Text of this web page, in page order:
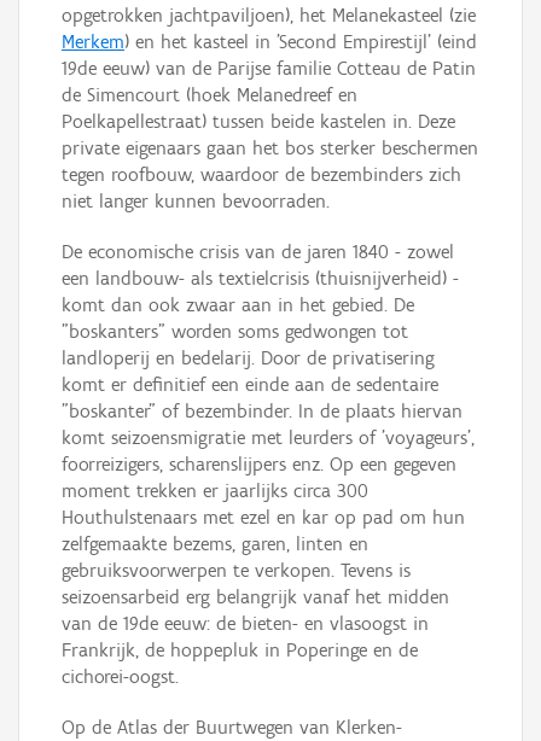
opgetrokken jachtpaviljoen), het Melanekasteel (zie
Merkem) en het kasteel in 'Second Empirestijl' (eind
19de eeuw) van de Parijse familie Cotteau de Patin
de Simencourt (hoek Melanedreef en
Poelkapellestraat) tussen beide kastelen in. Deze
private eigenaars gaan het bos sterker beschermen
tegen roofbouw, waardoor de bezembinders zich
niet langer kunnen bevoorraden.
De economische crisis van de jaren 1840 - zowel
een landbouw- als textielcrisis (thuisnijverheid) -
komt dan ook zwaar aan in het gebied. De
"boskanters" worden soms gedwongen tot
landloperij en bedelarij. Door de privatisering
komt er definitief een einde aan de sedentaire
"boskanter" of bezembinder. In de plaats hiervan
komt seizoensmigratie met leurders of 'voyageurs',
foorreizigers, scharenslijpers enz. Op een gegeven
moment trekken er jaarlijks circa 300
Houthulstenaars met ezel en kar op pad om hun
zelfgemaakte bezems, garen, linten en
gebruiksvoorwerpen te verkopen. Tevens is
seizoensarbeid erg belangrijk vanaf het midden
van de 19de eeuw: de bieten- en vlasoogst in
Frankrijk, de hoppepluk in Poperinge en de
cichorei-oogst.
Op de Atlas der Buurtwegen van Klerken-